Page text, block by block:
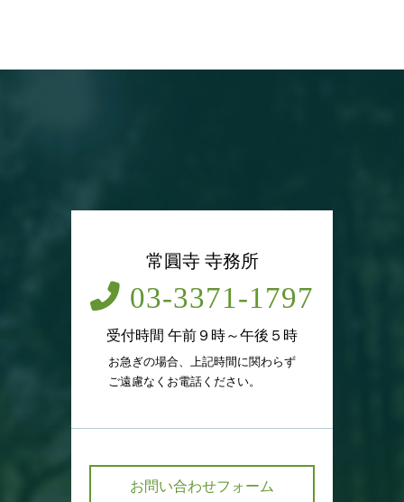
常圓寺 寺務所
03-3371-1797
受付時間 午前９時～午後５時
お急ぎの場合、上記時間に関わらず
ご遠慮なくお電話ください。
お問い合わせフォーム